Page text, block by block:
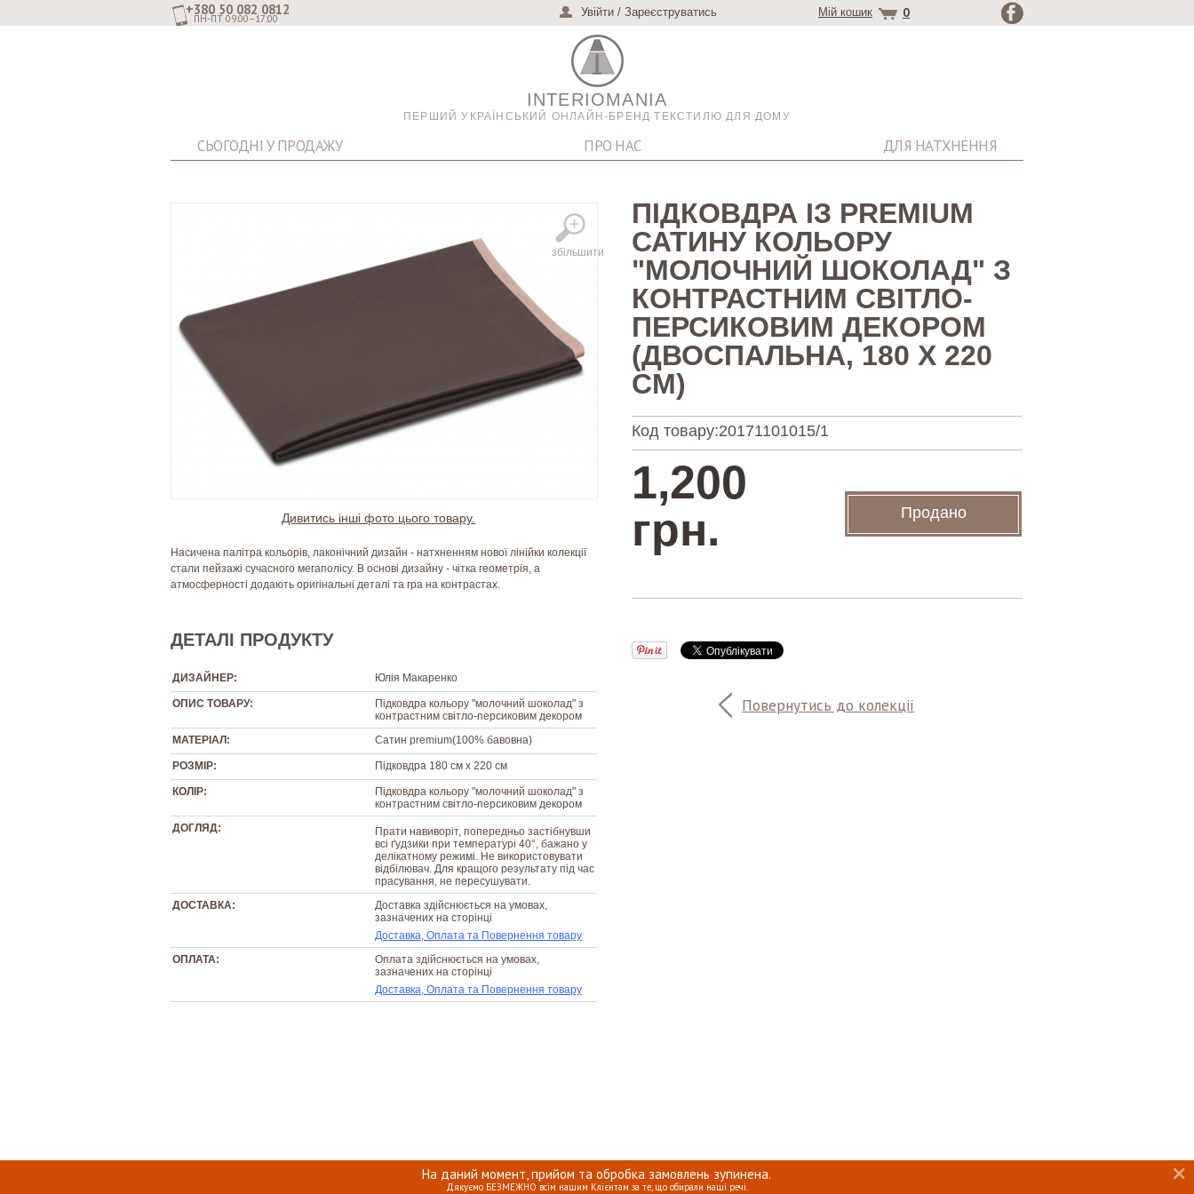
+380 50 082 0812
ПН-ПТ 09:00–17:00 Мій кошик 0
Увійти / Зареєструватись
На даний момент, прийом та обробка замовлень зупинена.
Дякуємо БЕЗМЕЖНО всім нашим Клієнтам за те, що обирали наші речі.
INTERIOMANIA
ПЕРШИЙ УКРАЇНСЬКИЙ ОНЛАЙН-БРЕНД ТЕКСТИЛЮ ДЛЯ ДОМУ
СЬОГОДНІ У ПРОДАЖУ ПРО НАС ДЛЯ НАТХНЕННЯ
збільшити
ПІДКОВДРА ІЗ PREMIUM
САТИНУ КОЛЬОРУ
"МОЛОЧНИЙ ШОКОЛАД" З
КОНТРАСТНИМ СВІТЛО-
ПЕРСИКОВИМ ДЕКОРОМ
(ДВОСПАЛЬНА, 180 Х 220
СМ)
Код товару:20171101015/1
1,200
грн.
Продано
Повернутись до колекції
Дивитись інші фото цього товару.
Насичена палітра кольорів, лаконічний дизайн - натхненням нової лінійки колекції
стали пейзажі сучасного мегаполісу. В основі дизайну - чітка геометрія, а
атмосферності додають оригінальні деталі та гра на контрастах.
ДЕТАЛІ ПРОДУКТУ
ДИЗАЙНЕР: Юлія Макаренко
ОПИС ТОВАРУ:
Підковдра кольору "молочний шоколад" з
контрастним світло-персиковим декором
МАТЕРІАЛ:
Сатин premium(100% бавовна)
РОЗМІР: Підковдра 180 см х 220 см
КОЛІР:
Підковдра кольору "молочний шоколад" з
контрастним світло-персиковим декором
ДОГЛЯД:
Прати навиворіт, попередньо застібнувши
всі ґудзики при температурі 40°, бажано у
делікатному режимі. Не використовувати
відбілювач. Для кращого результату під час
прасування, не пересушувати.
ДОСТАВКА:
Доставка здійснюється на умовах,
зазначених на сторінці
Доставка, Оплата та Повернення товару
ОПЛАТА:
Оплата здійснюється на умовах,
зазначених на сторінці
Доставка, Оплата та Повернення товару